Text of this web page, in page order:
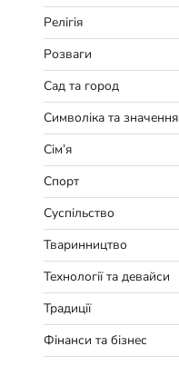
Релігія
Розваги
Сад та город
Символіка та значення
Сім’я
Спорт
Суспільство
Тваринництво
Технології та девайси
Традиції
Фінанси та бізнес